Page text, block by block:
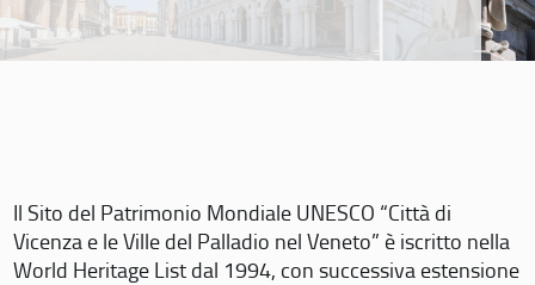
Il Sito del Patrimonio Mondiale UNESCO “Città di
Vicenza e le Ville del Palladio nel Veneto” è iscritto nella
World Heritage List dal 1994, con successiva estensione